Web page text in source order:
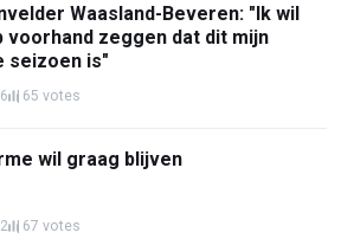
Waasland-Beveren: "Ik wil
voorhand zeggen dat dit mijn
seizoen is"
65 votes
wil graag blijven
67 votes